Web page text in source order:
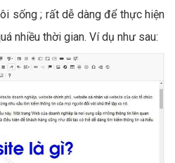
sống ; rất dễ dàng để thực hiện
nhiều thời gian. Ví dụ như sau: